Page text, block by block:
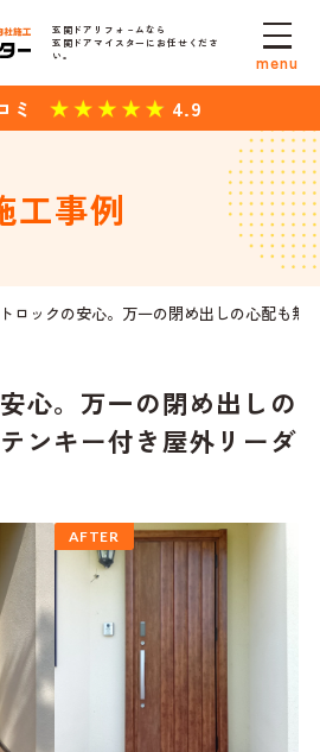
玄関ドアリフォ－ムなら
玄関ドアマイスターにお任せくださ
い。
ミ 4.9
menu
工事例
ロックの安心。万一の閉め出しの心配も無
心。万一の閉め出しの
ンキー付き屋外リーダ
AFTER